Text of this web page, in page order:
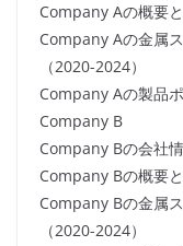
Company Aの概要
Company Aの金属
（2020-2024）
Company Aの製品
Company B
Company Bの会社
Company Bの概要
Company Bの金属
（2020-2024）